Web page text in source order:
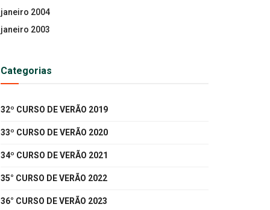
janeiro 2004
janeiro 2003
Categorias
32º CURSO DE VERÃO 2019
33º CURSO DE VERÃO 2020
34º CURSO DE VERÃO 2021
35° CURSO DE VERÃO 2022
36° CURSO DE VERÃO 2023